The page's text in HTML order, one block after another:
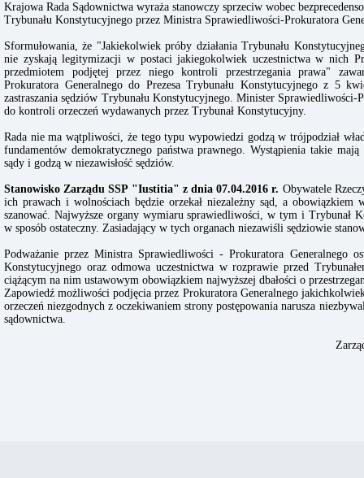
Krajowa Rada Sądownictwa wyraża stanowczy sprzeciw wobec
Trybunału Konstytucyjnego przez Ministra Sprawiedliwości-Prokuratora
Sformułowania, że "Jakiekolwiek próby działania Trybunału
nie zyskają legitymizacji w postaci jakiegokolwiek uczestnictwa w nich
przedmiotem podjętej przez niego kontroli przestrzegania prawa"
Prokuratora Generalnego do Prezesa Trybunału Konstytucyjnego z 5
zastraszania sędziów Trybunału Konstytucyjnego. Minister
do kontroli orzeczeń wydawanych przez Trybunał Konstytucyjny.
Rada nie ma wątpliwości, że tego typu wypowiedzi godzą w trójpodział
fundamentów demokratycznego państwa prawnego. Wystąpienia takie
sądy i godzą w niezawisłość sędziów.
Stanowisko Zarządu SSP "Iustitia" z dnia 07.04.2016 r. Obywatele
ich prawach i wolnościach będzie orzekał niezależny sąd, a obowiązkiem
szanować. Najwyższe organy wymiaru sprawiedliwości, w tym i Trybunał
w sposób ostateczny. Zasiadający w tych organach niezawiśli sędziowie
Podważanie przez Ministra Sprawiedliwości - Prokuratora Generalnego
Konstytucyjnego oraz odmowa uczestnictwa w rozprawie przed
ciążącym na nim ustawowym obowiązkiem najwyższej dbałości o
Zapowiedź możliwości podjęcia przez Prokuratora Generalnego
orzeczeń niezgodnych z oczekiwaniem strony postępowania narusza
sądownictwa.